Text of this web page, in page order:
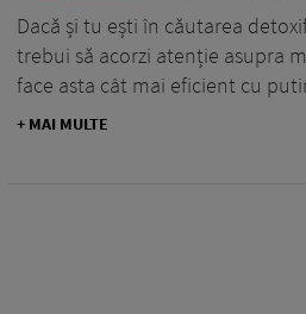
Dacă și tu ești în căutarea
trebui să acorzi atenție asupra
face asta cât mai eficient cu
+ MAI MULTE